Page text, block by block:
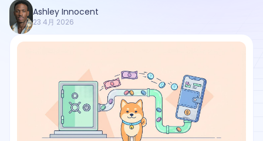
Ashley Innocent
23 4月 2026